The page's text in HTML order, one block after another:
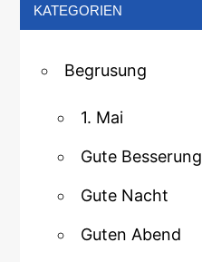
KATEGORIEN
Begrusung
1. Mai
Gute Besserung
Gute Nacht
Guten Abend